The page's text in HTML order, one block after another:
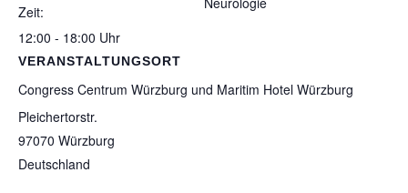
Zeit:
12:00 - 18:00 Uhr
VERANSTALTUNGSORT
Congress Centrum Würzburg und Maritim Hotel Würzburg
Pleichertorstr.
97070 Würzburg
Deutschland